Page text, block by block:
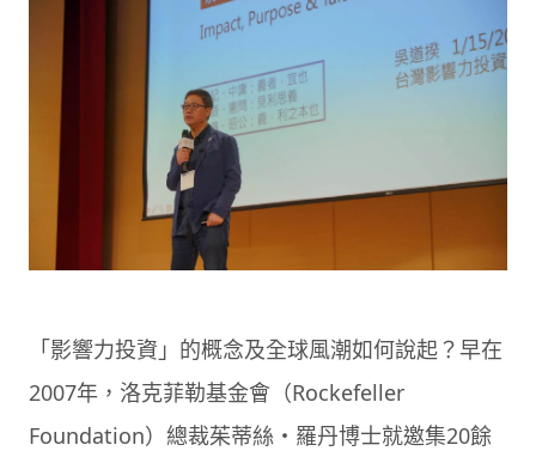
「影響力投資」的概念及全球風潮如何說起？早在
2007年，洛克菲勒基金會（Rockefeller
Foundation）總裁茱蒂絲・羅丹博士就邀集20餘